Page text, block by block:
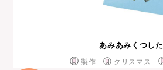
あみあみくつした
製作 クリスマス